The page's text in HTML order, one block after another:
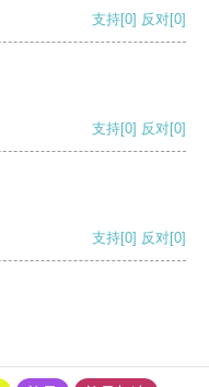
支持[0] 反对[0]
支持[0] 反对[0]
支持[0] 反对[0]